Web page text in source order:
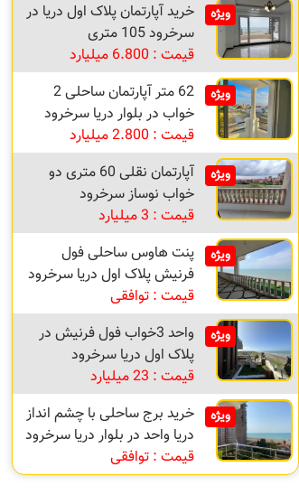
ویژه
خرید آپارتمان پلاک اول دریا در
سرخرود 105 متری
قیمت : 6.800 میلیارد
ویژه
62 متر آپارتمان ساحلی 2
خواب در بلوار دریا سرخرود
قیمت : 2.800 میلیارد
ویژه
آپارتمان نقلی 60 متری دو
خواب نوساز سرخرود
قیمت : 3 میلیارد
ویژه
پنت هاوس ساحلی فول
فرنیش پلاک اول دریا سرخرود
قیمت : توافقی
ویژه
واحد 3خواب فول فرنیش در
پلاک اول دریا سرخرود
قیمت : 23 میلیارد
ویژه
خرید برج ساحلی با چشم انداز
دریا واحد در بلوار دریا سرخرود
قیمت : توافقی